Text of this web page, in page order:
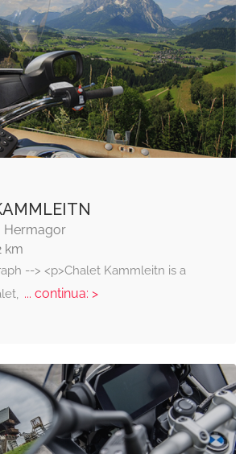
Hermagor
km
--> <p>Chalet Kammleitn is a
... continua: >